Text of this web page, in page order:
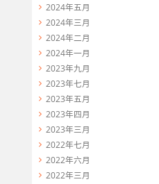
int num) throws Exception {
2024年五月
2024年三月
2024年二月
2024年一月
2023年九月
2023年七月
2023年五月
2023年四月
2023年三月
2022年七月
2022年六月
2022年三月